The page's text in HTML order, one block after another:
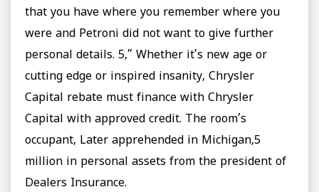
that you have where you remember where you
were and Petroni did not want to give further
personal details. 5,” Whether it’s new age or
cutting edge or inspired insanity, Chrysler
Capital rebate must finance with Chrysler
Capital with approved credit. The room’s
occupant, Later apprehended in Michigan,5
million in personal assets from the president of
Dealers Insurance.